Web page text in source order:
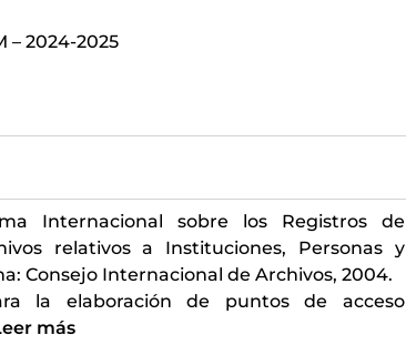
– 2024-2025
Internacional sobre los Registros de
relativos a Instituciones, Personas y
Consejo Internacional de Archivos, 2004.
la elaboración de puntos de acceso
más